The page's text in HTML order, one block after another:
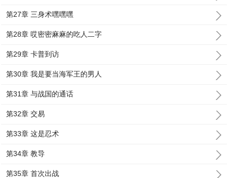
第27章 三身术嘿嘿嘿
第28章 哎密密麻麻的吃人二字
第29章 卡普到访
第30章 我是要当海军王的男人
第31章 与战国的通话
第32章 交易
第33章 这是忍术
第34章 教导
第35章 首次出战